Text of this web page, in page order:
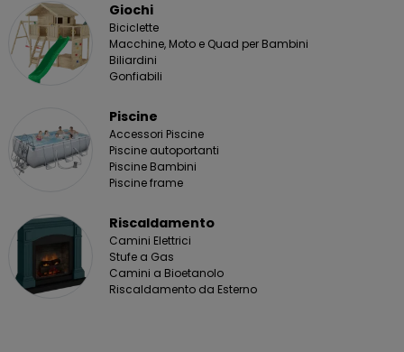
Giochi
Biciclette
Macchine, Moto e Quad per Bambini
Biliardini
Gonfiabili
Piscine
Accessori Piscine
Piscine autoportanti
Piscine Bambini
Piscine frame
Riscaldamento
Camini Elettrici
Stufe a Gas
Camini a Bioetanolo
Riscaldamento da Esterno